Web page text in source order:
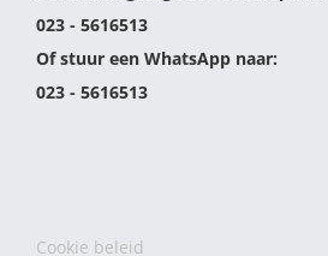
023 - 5616513
Of stuur een WhatsApp naar:
023 - 5616513
Cookie beleid